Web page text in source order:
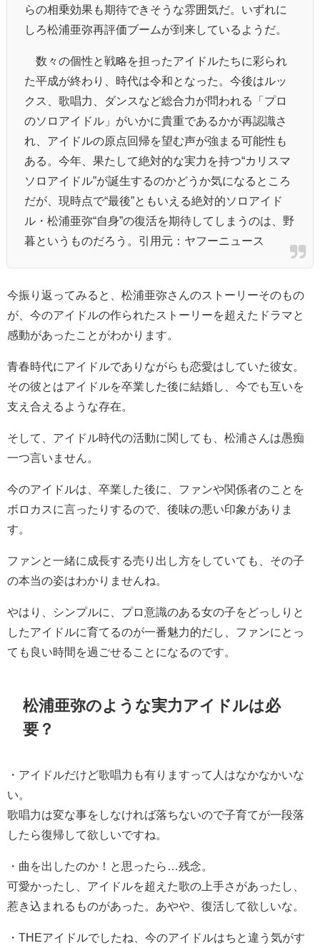
らの相乗効果も期待できそうな雰囲気だ。いずれに
しろ松浦亜弥再評価ブームが到来しているようだ。
数々の個性と戦略を担ったアイドルたちに彩られ
た平成が終わり、時代は令和となった。今後はルッ
クス、歌唱力、ダンスなど総合力が問われる「プロ
のソロアイドル」がいかに貴重であるかが再認識さ
れ、アイドルの原点回帰を望む声が強まる可能性も
ある。今年、果たして絶対的な実力を持つ“カリスマ
ソロアイドル”が誕生するのかどうか気になるところ
だが、現時点で“最後”ともいえる絶対的ソロアイド
ル・松浦亜弥“自身”の復活を期待してしまうのは、野
暮というものだろう。引用元：ヤフーニュース
今振り返ってみると、松浦亜弥さんのストーリーそのもの
が、今のアイドルの作られたストーリーを超えたドラマと
感動があったことがわかります。
青春時代にアイドルでありながらも恋愛はしていた彼女。
その彼とはアイドルを卒業した後に結婚し、今でも互いを
支え合えるような存在。
そして、アイドル時代の活動に関しても、松浦さんは愚痴
一つ言いません。
今のアイドルは、卒業した後に、ファンや関係者のことを
ボロカスに言ったりするので、後味の悪い印象がありま
す。
ファンと一緒に成長する売り出し方をしていても、その子
の本当の姿はわかりませんね。
やはり、シンプルに、プロ意識のある女の子をどっしりと
したアイドルに育てるのが一番魅力的だし、ファンにとっ
ても良い時間を過ごせることになるのです。
松浦亜弥のような実力アイドルは必
要？
・ アイドルだけど歌唱力も有りますって人はなかなかいな
い。
歌唱力は変な事をしなければ落ちないので子育てが一段落
したら復帰して欲しいですね。
・ 曲を出したのか！と思ったら…残念。
可愛かったし、アイドルを超えた歌の上手さがあったし、
惹き込まれるものがあった。あやや、復活して欲しいな。
・ THEアイドルでしたね、今のアイドルはちと違う気がす